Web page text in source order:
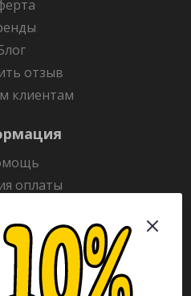
отзыв
клиентам
оплаты
на товар